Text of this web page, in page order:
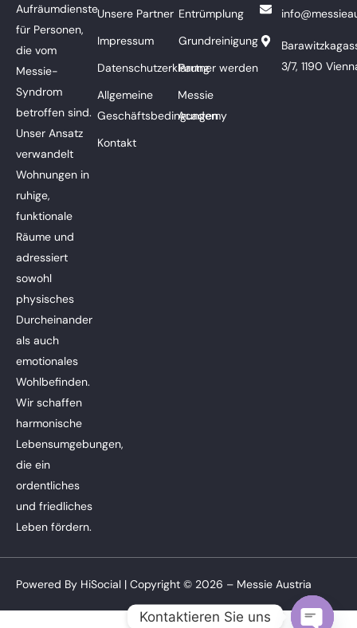
Aufräumdienste
für Personen,
die vom
Messie-
Syndrom
betroffen sind.
Unser Ansatz
verwandelt
Wohnungen in
ruhige,
funktionale
Räume und
adressiert
sowohl
physisches
Durcheinander
als auch
emotionales
Wohlbefinden.
Wir schaffen
harmonische
Lebensumgebungen,
die ein
ordentliches
und friedliches
Leben fördern.
Unsere Partner
Impressum
Datenschutzerklärung
Allgemeine
Geschäftsbedingungen
Kontakt
Entrümplung
Grundreinigung
Partner werden
Messie
Academy
3/7, 1190
Powered By HiSocial | Copyright © 2026 – Messie Austria
Kontaktieren Sie uns